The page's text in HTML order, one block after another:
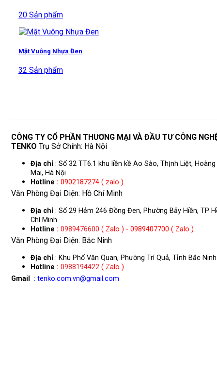
20 Sản phẩm
Mặt Vuông Nhựa Đen
32 Sản phẩm
CÔNG TY CỔ PHẦN THƯƠNG MẠI VÀ ĐẦU TƯ CÔNG
TENKO Trụ Sở Chính: Hà Nội
Địa chỉ : Số 32 TT6.1 khu liền kề Ao Sào, Thịnh Liệt, Hoàng
Mai, Hà Nội
Hotline : 0902187274 ( zalo )
Văn Phòng Đại Diện: Hồ Chí Minh
Địa chỉ : Số 29 Hẻm 246 Đồng Đen, Phường Bảy Hiền, TP
Chí Minh
Hotline : 0989476600 ( Zalo ) - 0989407700 ( Zalo )
Văn Phòng Đại Diện: Bắc Ninh
Địa chỉ : Khu Phố Văn Quan, Phường Trí Quả, Tỉnh Bắc Ninh
Hotline : 0988194422 ( Zalo )
Gmail : tenko.com.vn@gmail.com